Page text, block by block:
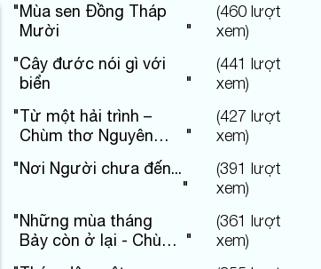
"Mùa sen Đồng Tháp
Mười
"
(460lượt
xem)
"Cây đước nói gì với
biển
"
(441 lượt
xem)
"Từ một hải trình –
Chùm thơ Nguyên
"
(427 lượt
xem)
"Nơi Người chưa đến...
"
(391 lượt
xem)
"Những mùa tháng
Bảy còn ở lại - Chùm
"
(361 lượt
xem)